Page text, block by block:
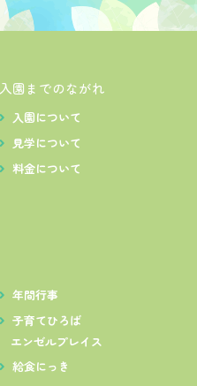
入園までのながれ
入園について
見学について
料金について
年間行事
子育てひろば
エンゼルプレイス
給食にっき